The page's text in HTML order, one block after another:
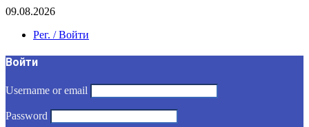
09.08.2026
Рег. / Войти
Войти
Username or email
Password